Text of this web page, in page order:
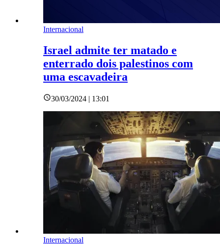
Internacional
Israel admite ter matado e
enterrado dois palestinos com
uma escavadeira
30/03/2024 | 13:01
Internacional